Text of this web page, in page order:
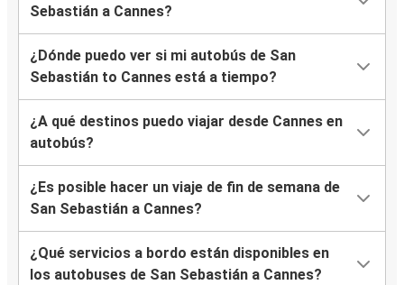
Sebastián a Cannes?
¿Dónde puedo ver si mi autobús de San
Sebastián to Cannes está a tiempo?
¿A qué destinos puedo viajar desde Cannes en
autobús?
¿Es posible hacer un viaje de fin de semana de
San Sebastián a Cannes?
¿Qué servicios a bordo están disponibles en
los autobuses de San Sebastián a Cannes?